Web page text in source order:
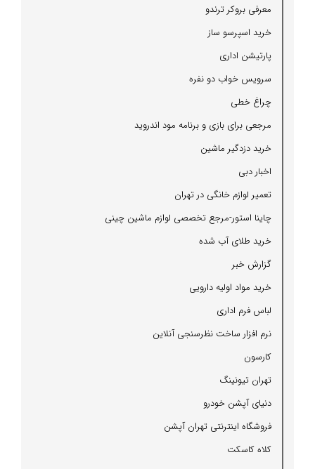
معرفی بروكر ترندو
خرید اسپرسو ساز
پارتیشن اداری
سرویس خواب دو نفره
چراغ خطی
مرجعی برای بازی و برنامه مود اندروید
خرید دزدگیر ماشین
اخبار دبی
تعمیر لوازم خانگی در تهران
چاینا استور-مرجع تخصصی لوازم ماشین چینی
خرید طلای آب شده
گزارش خبر
خرید مواد اولیه دارویی
لباس فرم اداری
نرم افزار ساخت نظرسنجی آنلاین
كارسون
تهران تیونینگ
دنیای آپشن خودرو
فروشگاه اینترنتی تهران آپشن
كلاه كاسكت